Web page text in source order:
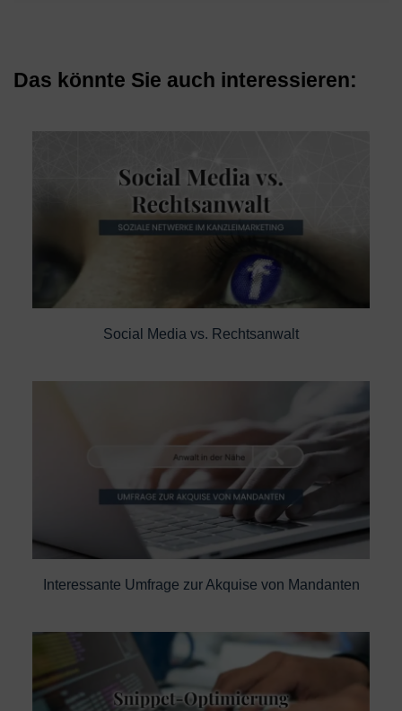
Das könnte Sie auch interessieren:
Social Media vs. Rechtsanwalt
Interessante Umfrage zur Akquise von Mandanten